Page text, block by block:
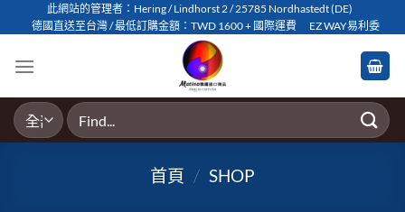
to
此網站的管理者：Hering / Lindhorst 2 / 25785 Nordhastedt (DE)
德國直送至台灣 / 最低訂購金額：TWD 1600 + 國際運費
EZ WAY易利委
搜
尋
首頁 / SHOP